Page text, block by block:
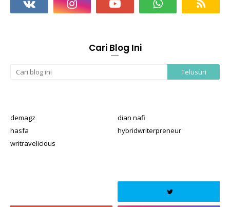
Cari Blog Ini
demagz
dian nafi
hasfa
hybridwriterpreneur
writravelicious